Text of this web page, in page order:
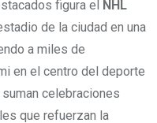
figura el
NHL
de la ciudad en una
a miles de
en el centro del deporte
celebraciones
que refuerzan la